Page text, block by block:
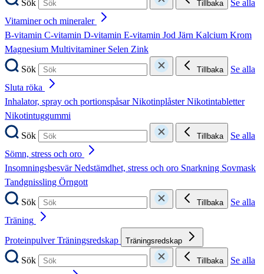
Sök
Tillbaka
Se alla
Vitaminer och mineraler
B-vitamin C-vitamin D-vitamin E-vitamin Jod Järn Kalcium Krom
Magnesium Multivitaminer Selen Zink
Sök
Tillbaka
Se alla
Sluta röka
Inhalator, spray och portionspåsarNikotinplåsterNikotintabletter
Nikotintuggummi
Sök
Tillbaka
Se alla
Sömn, stress och oro
InsomningsbesvärNedstämdhet, stress och oro Snarkning Sovmask
Tandgnissling Örngott
Sök
Tillbaka
Se alla
Träning
ProteinpulverTräningsredskap Träningsredskap
Sök Tillbaka
Se alla